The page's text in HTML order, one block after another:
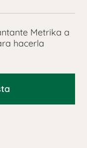
Metrika a
hacerla